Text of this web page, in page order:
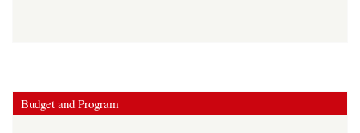
Budget and Program